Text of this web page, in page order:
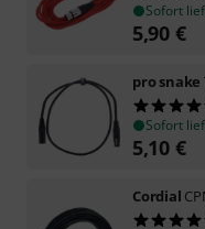
Sofort
5,90 €
pro snake
Sofort
5,10 €
Cordial